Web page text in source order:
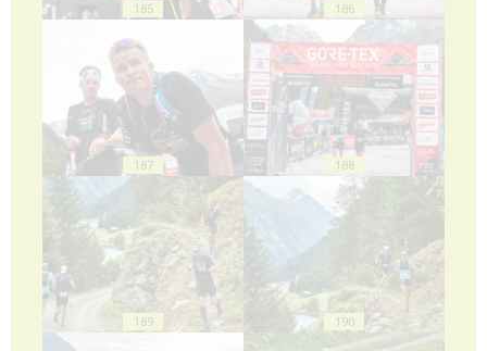
185 186
187 188
189 190